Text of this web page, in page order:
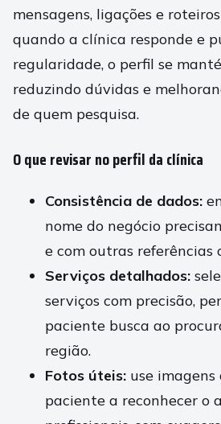
mensagens, ligações e
quando a clínica responde e
regularidade, o perfil se
reduzindo dúvidas e
de quem pesquisa.
O que revisar no perfil da clínica
Consistência de dados:
nome do negócio
e com outras referências
Serviços detalhados:
serviços com precisão,
paciente busca ao
região.
Fotos úteis: use
paciente a reconhecer o